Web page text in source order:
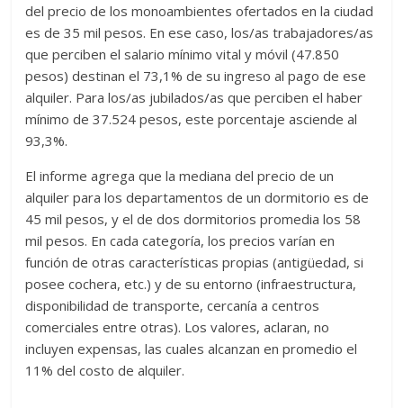
del precio de los monoambientes ofertados en la ciudad
es de 35 mil pesos. En ese caso, los/as trabajadores/as
que perciben el salario mínimo vital y móvil (47.850
pesos) destinan el 73,1% de su ingreso al pago de ese
alquiler. Para los/as jubilados/as que perciben el haber
mínimo de 37.524 pesos, este porcentaje asciende al
93,3%.
El informe agrega que la mediana del precio de un
alquiler para los departamentos de un dormitorio es de
45 mil pesos, y el de dos dormitorios promedia los 58
mil pesos. En cada categoría, los precios varían en
función de otras características propias (antigüedad, si
posee cochera, etc.) y de su entorno (infraestructura,
disponibilidad de transporte, cercanía a centros
comerciales entre otras). Los valores, aclaran, no
incluyen expensas, las cuales alcanzan en promedio el
11% del costo de alquiler.